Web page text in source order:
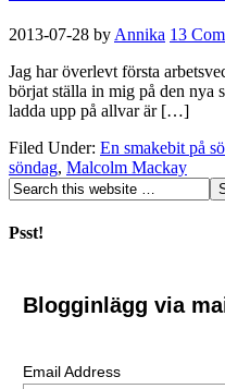
2013-07-28 by Annika 13
Jag har överlevt första
börjat ställa in mig på den nya
ladda upp på allvar är […]
Filed Under: En smakebit på
söndag, Malcolm Mackay
Psst!
Blogginlägg via
Email Address